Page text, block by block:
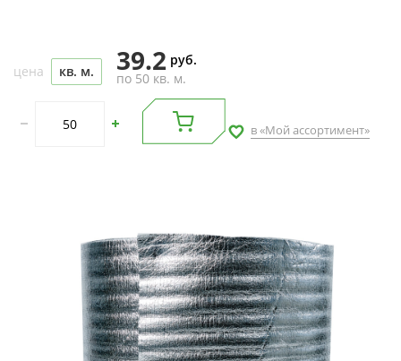
цена кв. м. 39.2 руб.
по 50 кв. м.
в «Мой ассортимент»